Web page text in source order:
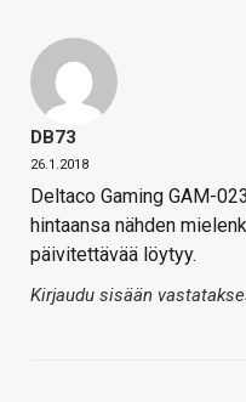
DB73
26.1.2018
Deltaco Gaming GAM-
hintaansa nähden
päivitettävää löytyy.
Kirjaudu sisään